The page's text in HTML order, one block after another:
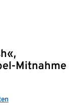
Mitnahme